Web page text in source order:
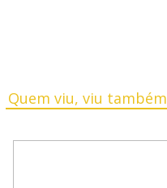
Quem viu, viu também